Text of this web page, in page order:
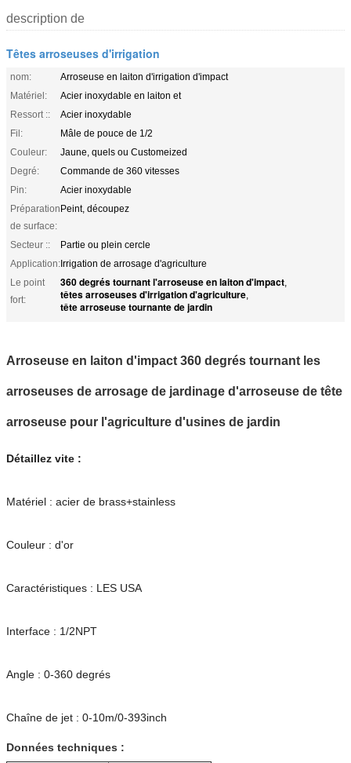
description de
Têtes arroseuses d'irrigation
nom:
Arroseuse en laiton d'irrigation d'impact
Matériel:
Acier inoxydable en laiton et
Ressort ::
Acier inoxydable
Fil:
Mâle de pouce de 1/2
Couleur:
Jaune, quels ou Customeized
Degré:
Commande de 360 vitesses
Pin:
Acier inoxydable
Préparation
de surface:
Peint, découpez
Secteur ::
Partie ou plein cercle
Application:Irrigation de arrosage d'agriculture
Le point
fort:
360 degrés tournant l'arroseuse en laiton d'impact,
têtes arroseuses d'irrigation d'agriculture,
tête arroseuse tournante de jardin
Arroseuse en laiton d'impact 360 degrés tournant les
arroseuses de arrosage de jardinage d'arroseuse de tête
arroseuse pour l'agriculture d'usines de jardin
Détaillez vite :
Matériel : acier de brass+stainless
Couleur : d'or
Caractéristiques : LES USA
Interface : 1/2NPT
Angle : 0-360 degrés
Chaîne de jet : 0-10m/0-393inch
Données techniques :